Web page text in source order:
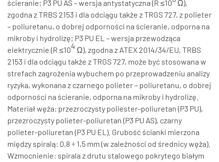
ścieranie; P3 PU AS – wersja antystatyczna (R ≤10
Ω),
zgodna z TRBS 2153 i dla odciągu także z TRGS 727, z polieter
– poliuretanu, o dobrej odporności na ścieranie, odporna na
mikroby i hydrolizę; P3 PU EL – wersja przewodząca
elektrycznie (R ≤104 Ω), zgodna z ATEX 2014/34/EU, TRBS
2153 i dla odciągu także z TRGS 727, może być stosowana w
strefach zagrożenia wybuchem po przeprowadzeniu analizy
ryzyka, wykonana z czarnego polieter – poliuretanu, o dobrej
odporności na ścieranie, odporna na mikroby i hydrolizę.
Materiał węża: przezroczysty poliester-poliuretan (P3 PU),
przezroczysty polieter-poliuretan (P3 PU AS), czarny
polieter-poliuretan (P3 PU EL). Grubość ścianki mierzona
między spiralą: 0,8 ÷ 1,5 mm (w zależności od średnicy węża).
Wzmocnienie: spirala z drutu stalowego pokrytego białym